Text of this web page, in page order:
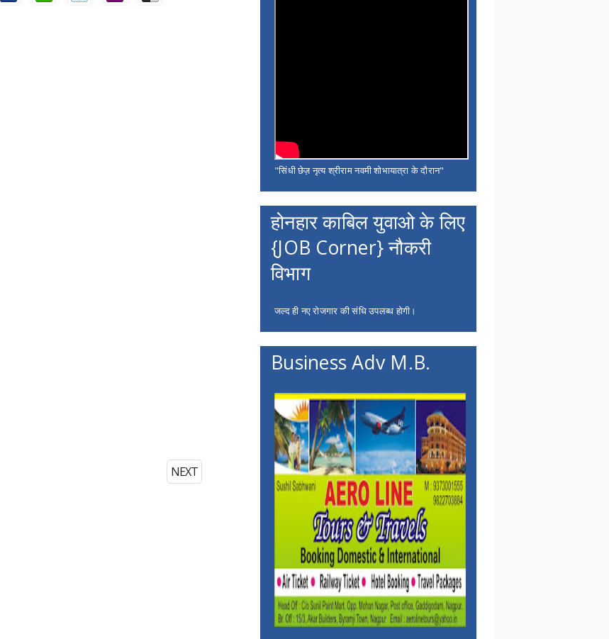
NEXT
"सिंधी छेज़ नृत्य श्रीराम नवमी शोभायात्रा के दौरान"
होनहार काबिल युवाओ के लिए
{JOB Corner} नौकरी
विभाग
जल्द ही नए रोजगार की संधि उपलब्ध होगी।
Business Adv M.B.